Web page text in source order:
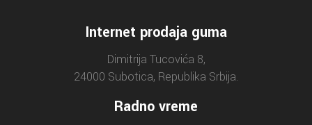
Internet prodaja guma
Dimitrija Tucovića 8,
24000 Subotica, Republika Srbija.
Radno vreme